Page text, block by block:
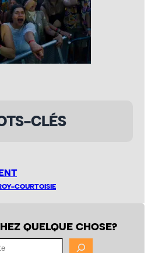
CLÉS
COURTOISIE
QUELQUE CHOSE?